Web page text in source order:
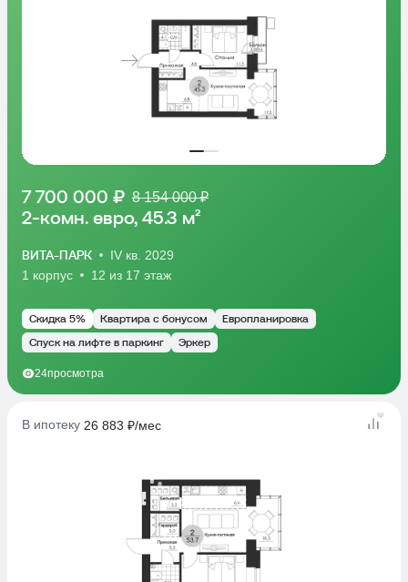
7 700 000 ₽ 8 154 000 ₽
2-комн. евро, 45.3 м²
ВИТА-ПАРК
IV кв. 2029
1 корпус
12 из 17 этаж
Скидка 5% Квартира с бонусом
Европланировка
Спуск на лифте в паркинг
Эркер
24просмотра
В ипотеку 26 883 ₽/мес